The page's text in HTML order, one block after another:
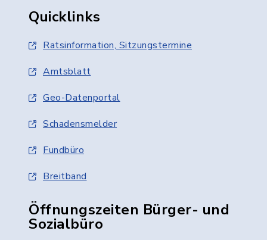
Quicklinks
Ratsinformation, Sitzungstermine
Amtsblatt
Geo-Datenportal
Schadensmelder
Fundbüro
Breitband
Öffnungszeiten Bürger- und
Sozialbüro